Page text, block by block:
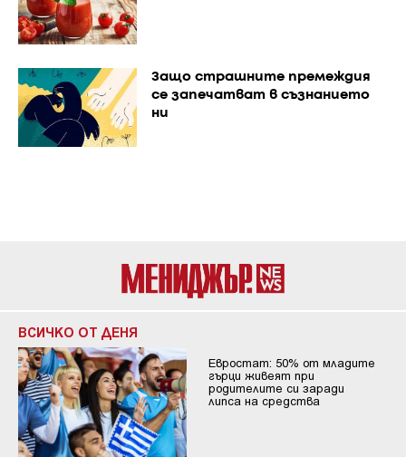
Защо страшните премеждия
се запечатват в съзнанието
ни
ВСИЧКО ОТ ДЕНЯ
Евростат: 50% от младите
гърци живеят при
родителите си заради
липса на средства